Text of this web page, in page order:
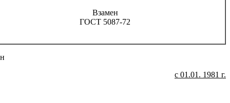
Взамен
ГОСТ 5087-72
с 01.01. 1981 г.